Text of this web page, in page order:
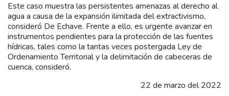
Este caso muestra las persistentes amenazas al derecho al
agua a causa de la expansión ilimitada del extractivismo,
consideró De Echave. Frente a ello, es urgente avanzar en
instrumentos pendientes para la protección de las fuentes
hídricas, tales como la tantas veces postergada Ley de
Ordenamiento Territorial y la delimitación de cabeceras de
cuenca, consideró.
22 de marzo del 2022